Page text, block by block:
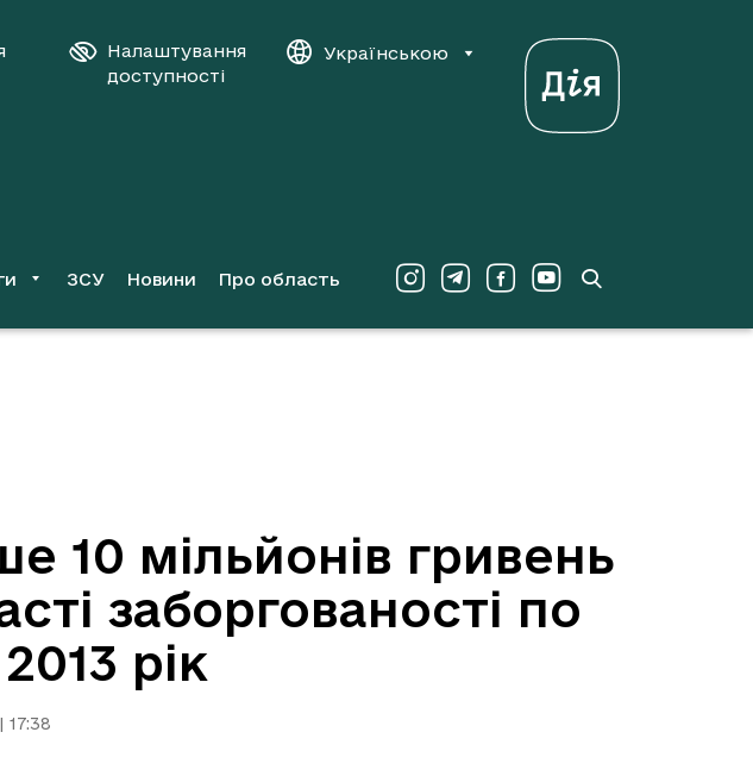
Налаштування
доступності
Українською
ЗСУ Новини Про область
10 мільйонів гривень
заборгованості по
рік
17:38